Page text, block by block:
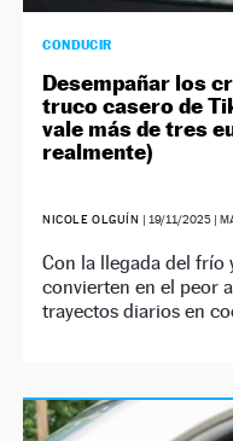
CONDUCIR
Desempañar los
truco casero de
vale más de tres
realmente)
NICOLE OLGUÍN | 19/11/2025|
Con la llegada del frío
convierten en el peor
trayectos diarios en